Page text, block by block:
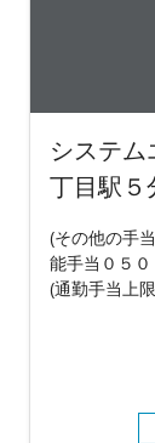
システ
丁目駅５
(その他の手
能手当０５０
(通勤手当上